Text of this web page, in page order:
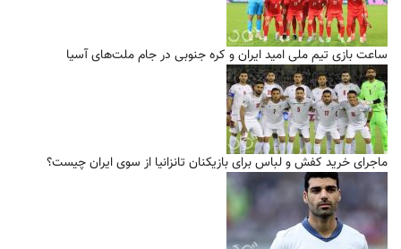
ساعت بازی تیم ملی امید ایران و کره جنوبی در جام ملت‌های آسیا
ماجرای خرید کفش و لباس برای بازیکنان تانزانیا از سوی ایران چیست؟